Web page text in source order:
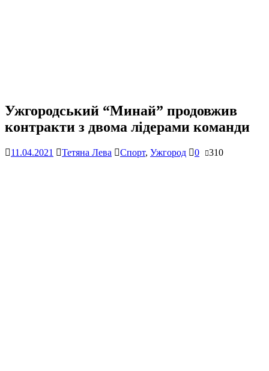
Ужгородський “Минай” продовжив
контракти з двома лідерами команди
11.04.2021 Тетяна Лева Спорт, Ужгород 0 310